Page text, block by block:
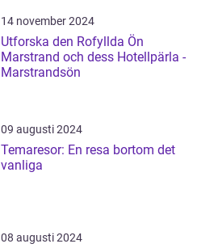
14 november 2024
Utforska den Rofyllda Ön
Marstrand och dess Hotellpärla -
Marstrandsön
09 augusti 2024
Temaresor: En resa bortom det
vanliga
08 augusti 2024